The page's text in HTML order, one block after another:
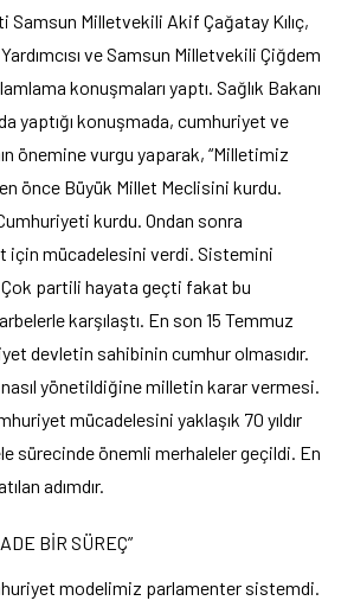
Samsun Milletvekili Akif Çağatay Kılıç,
ve Samsun Milletvekili Çiğdem
konuşmaları yaptı. Sağlık Bakanı
yaptığı konuşmada, cumhuriyet ve
önemine vurgu yaparak, “Milletimiz
önce Büyük Millet Meclisini kurdu.
kurdu. Ondan sonra
için mücadelesini verdi. Sistemini
partili hayata geçti fakat bu
karşılaştı. En son 15 Temmuz
devletin sahibinin cumhur olmasıdır.
yönetildiğine milletin karar vermesi.
mücadelesini yaklaşık 70 yıldır
sürecinde önemli merhaleler geçildi. En
adımdır.
BİR SÜREÇ”
modelimiz parlamenter sistemdi.